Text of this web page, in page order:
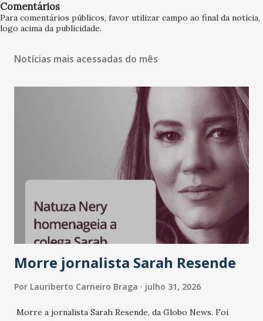
Comentários
Para comentários públicos, favor utilizar campo ao final da notícia,
logo acima da publicidade.
Notícias mais acessadas do mês
Morre jornalista Sarah Resende
Por Lauriberto Carneiro Braga julho 31, 2026
Morre a jornalista Sarah Resende, da Globo News. Foi